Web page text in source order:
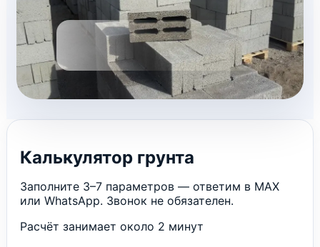
Калькулятор грунта
Заполните 3–7 параметров — ответим в MAX
или WhatsApp. Звонок не обязателен.
Расчёт занимает около 2 минут